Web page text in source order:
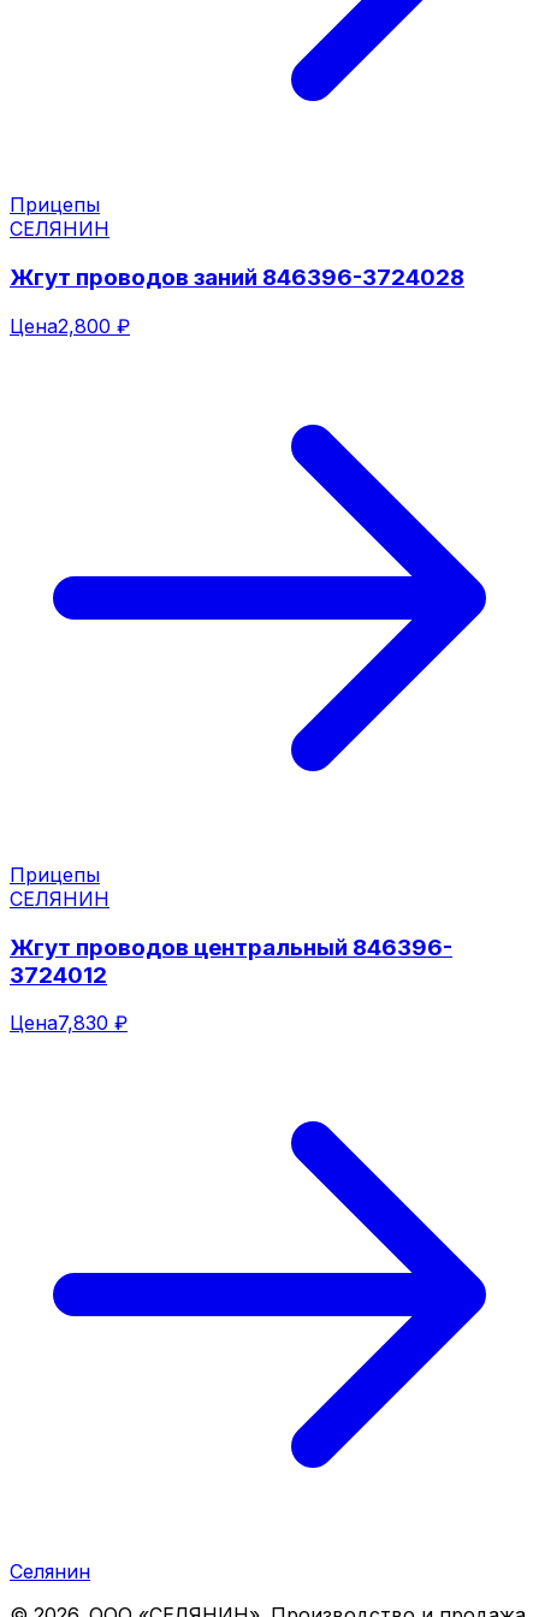
Прицепы
СЕЛЯНИН
Жгут проводов заний 846396-3724028
Цена2,800 ₽
Прицепы
СЕЛЯНИН
Жгут проводов центральный 846396-
3724012
Цена7,830 ₽
Селянин